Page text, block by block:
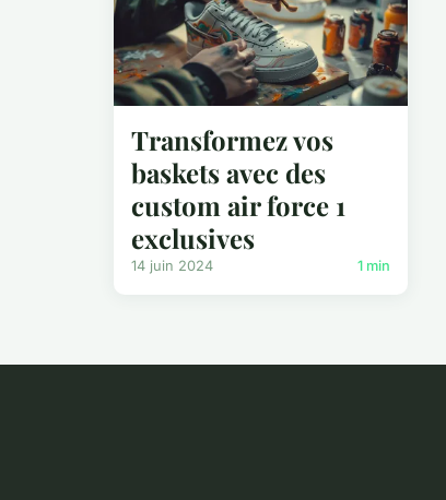
Transformez vos
baskets avec des
custom air force 1
exclusives
14 juin 2024 1 min